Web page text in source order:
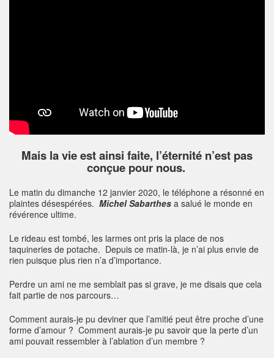
Mais la vie est ainsi faite, l’éternité n’est pas
conçue pour nous.
Le matin du dimanche 12 janvier 2020, le téléphone a résonné en
plaintes désespérées. Michel Sabarthes a salué le monde en
révérence ultime.
Le rideau est tombé, les larmes ont pris la place de nos
taquineries de potache. Depuis ce matin-là, je n’ai plus envie de
rien puisque plus rien n’a d’importance.
Perdre un ami ne me semblait pas si grave, je me disais que cela
fait partie de nos parcours…
Comment aurais-je pu deviner que l’amitié peut être proche d’une
forme d’amour ? Comment aurais-je pu savoir que la perte d’un
ami pouvait ressembler à l’ablation d’un membre ?